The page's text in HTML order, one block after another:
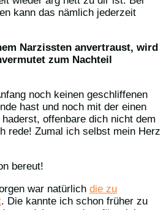
kann das nämlich jederzeit
Narzissten anvertraust, wird
zum Nachteil
noch keinen geschliffenen
hast und noch mit der einen
offenbare dich nicht dem
rede! Zumal ich selbst mein Herz
bereut!
war natürlich die zu
. Die kannte ich schon früher zu